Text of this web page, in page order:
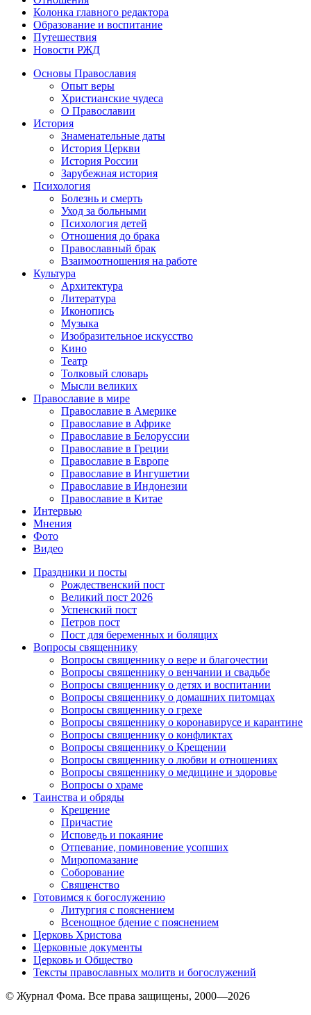
Колонка главного редактора
Образование и воспитание
Путешествия
Новости РЖД
Основы Православия
Опыт веры
Христианские чудеса
О Православии
История
Знаменательные даты
История Церкви
История России
Зарубежная история
Психология
Болезнь и смерть
Уход за больными
Психология детей
Отношения до брака
Православный брак
Взаимоотношения на работе
Культура
Архитектура
Литература
Иконопись
Музыка
Изобразительное искусство
Кино
Театр
Толковый словарь
Мысли великих
Православие в мире
Православие в Америке
Православие в Африке
Православие в Белоруссии
Православие в Греции
Православие в Европе
Православие в Ингушетии
Православие в Индонезии
Православие в Китае
Интервью
Мнения
Фото
Видео
Праздники и посты
Рождественский пост
Великий пост 2026
Успенский пост
Петров пост
Пост для беременных и болящих
Вопросы священнику
Вопросы священнику о вере и благочестии
Вопросы священнику о венчании и свадьбе
Вопросы священнику о детях и воспитании
Вопросы священнику о домашних питомцах
Вопросы священнику о грехе
Вопросы священнику о коронавирусе и карантине
Вопросы священнику о конфликтах
Вопросы священнику о Крещении
Вопросы священнику о любви и отношениях
Вопросы священнику о медицине и здоровье
Вопросы о храме
Таинства и обряды
Крещение
Причастие
Исповедь и покаяние
Отпевание, поминовение усопших
Миропомазание
Соборование
Священство
Готовимся к богослужению
Литургия с пояснением
Всенощное бдение с пояснением
Церковь Христова
Церковные документы
Церковь и Общество
Тексты православных молитв и богослужений
© Журнал Фома. Все права защищены, 2000—2026